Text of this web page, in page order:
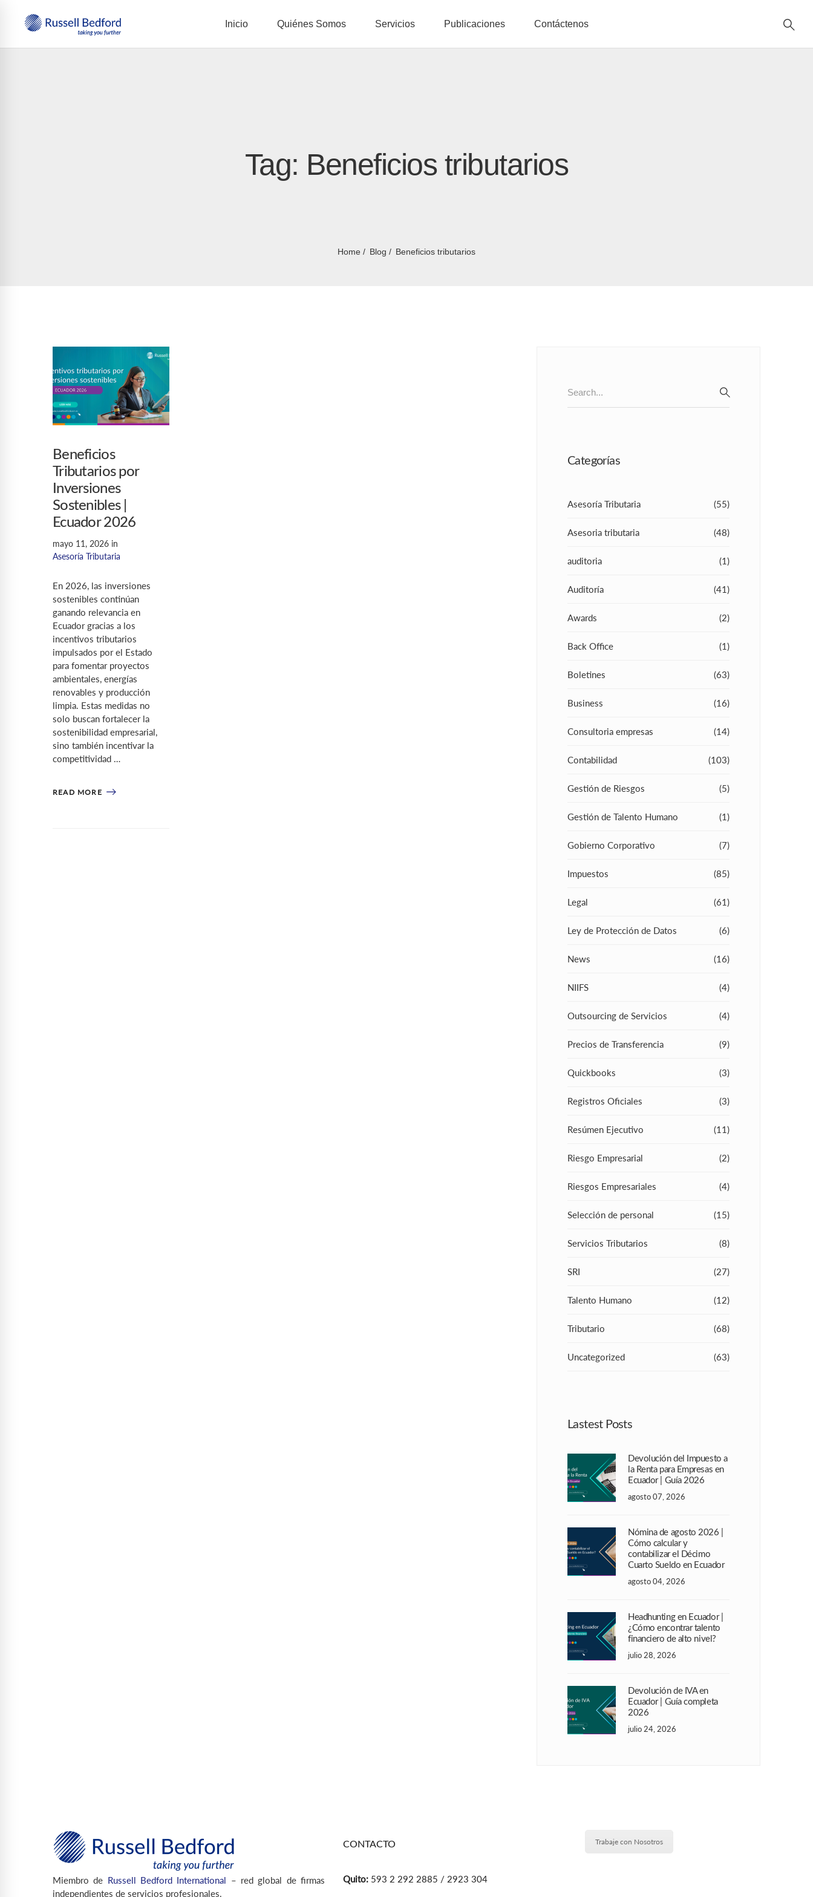
Inicio Quiénes Somos Servicios Publicaciones Contáctenos
Tag: Beneficios tributarios
Home Blog Beneficios tributarios
Beneficios
Tributarios por
Inversiones
Sostenibles |
Ecuador 2026
mayo 11, 2026 in
Asesoría Tributaria
En 2026, las inversiones
sostenibles continúan
ganando relevancia en
Ecuador gracias a los
incentivos tributarios
impulsados por el Estado
para fomentar proyectos
ambientales, energías
renovables y producción
limpia. Estas medidas no
solo buscan fortalecer la
sostenibilidad empresarial,
sino también incentivar la
competitividad …
READ MORE
for:
Categorías
Asesoría Tributaria (55)
Asesoria tributaria (48)
auditoria (1)
Auditoría (41)
Awards (2)
Back Office (1)
Boletines (63)
Business (16)
Consultoria empresas (14)
Contabilidad (103)
Gestión de Riesgos (5)
Gestión de Talento Humano (1)
Gobierno Corporativo (7)
Impuestos (85)
Legal (61)
Ley de Protección de Datos (6)
News (16)
NIIFS (4)
Outsourcing de Servicios (4)
Precios de Transferencia (9)
Quickbooks (3)
Registros Oficiales (3)
Resúmen Ejecutivo (11)
Riesgo Empresarial (2)
Riesgos Empresariales (4)
Selección de personal (15)
Servicios Tributarios (8)
SRI (27)
Talento Humano (12)
Tributario (68)
Uncategorized (63)
Lastest Posts
Devolución del Impuesto a
la Renta para Empresas en
Ecuador | Guía 2026
agosto 07, 2026
Nómina de agosto 2026 |
Cómo calcular y
contabilizar el Décimo
Cuarto Sueldo en Ecuador
agosto 04, 2026
Headhunting en Ecuador |
¿Cómo encontrar talento
financiero de alto nivel?
julio 28, 2026
Devolución de IVA en
Ecuador | Guía completa
2026
julio 24, 2026
Miembro de Russell Bedford International – red global de firmas
independientes de servicios profesionales.
CONTACTO
Quito: 593 2 292 2885 / 2923 304
Trabaje con Nosotros